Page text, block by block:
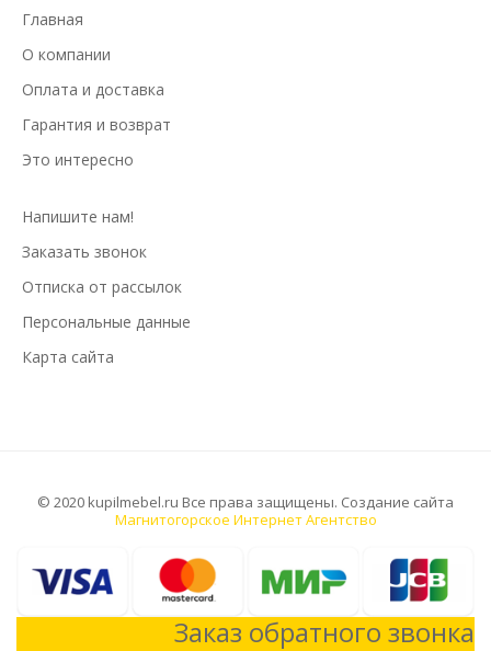
Главная
О компании
Оплата и доставка
Гарантия и возврат
Это интересно
Напишите нам!
Заказать звонок
Отписка от рассылок
Персональные данные
Карта сайта
© 2020 kupilmebel.ru Все права защищены. Создание сайта
Магнитогорское Интернет Агентство
Заказ обратного звонка